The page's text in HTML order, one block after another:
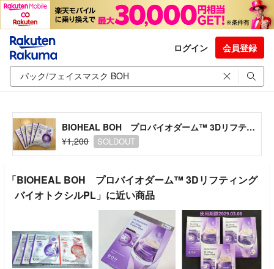
ログイン 会員登録
BIOHEAL BOH プロバイオダーム™ 3Dリフティング バイオトクシルPL
¥1,200
SOLDOUT
「BIOHEAL BOH プロバイオダーム™ 3Dリフティング
バイオトクシルPL」に近い商品